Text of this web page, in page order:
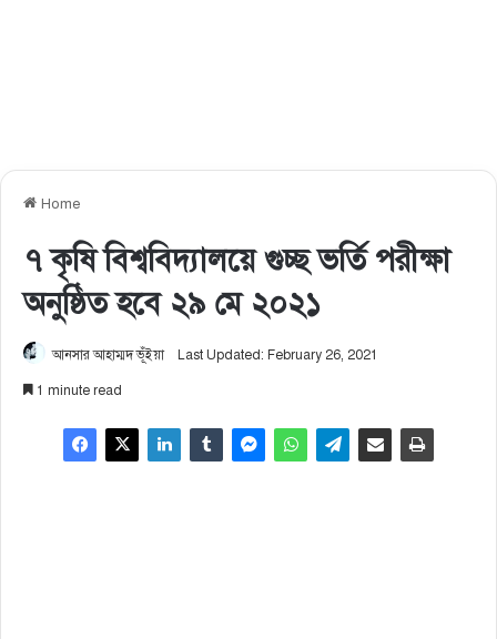
Home
৭ কৃষি বিশ্ববিদ্যালয়ে গুচ্ছ ভর্তি পরীক্ষা
অনুষ্ঠিত হবে ২৯ মে ২০২১
আনসার আহাম্মদ ভূঁইয়া Last Updated: February 26, 2021
1 minute read